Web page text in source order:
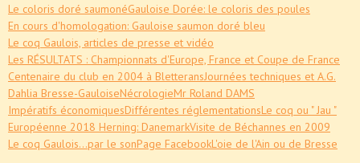
Le coloris doré saumonéGauloise Dorée: le coloris des poules
En cours d'homologation: Gauloise saumon doré bleu
Le coq Gaulois, articles de presse et vidéo
Les RÉSULTATS : Championnats d'Europe, France et Coupe de France
Centenaire du club en 2004 à BletteransJournées techniques et A.G.
Dahlia Bresse-GauloiseNécrologieMr Roland DAMS
Impératifs économiquesDifférentes réglementationsLe coq ou " Jau "
Européenne 2018 Herning: DanemarkVisite de Béchannes en 2009
Le coq Gaulois...par le sonPage FacebookL'oie de l'Ain ou de Bresse